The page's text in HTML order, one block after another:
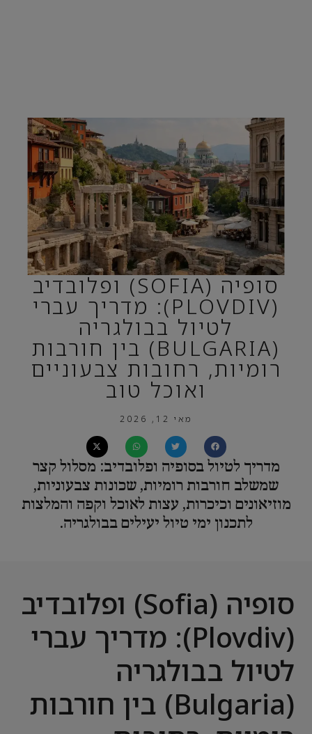
סופיה (SOFIA) ופלובדיב
(PLOVDIV): מדריך עברי
לטיול בבולגריה
(BULGARIA) בין חורבות
רומיות, רחובות צבעוניים
ואוכל טוב
מאי 12, 2026
מדריך לטיול בסופיה ופלובדיב: מסלול קצר
שמשלב חורבות רומיות, שכונות צבעוניות,
מוזיאונים וכיכרות, עצות לאוכל וקפה והמלצות
לתכנון ימי טיול יעילים בבולגריה.
סופיה (Sofia) ופלובדיב
(Plovdiv): מדריך עברי
לטיול בבולגריה
(Bulgaria) בין חורבות